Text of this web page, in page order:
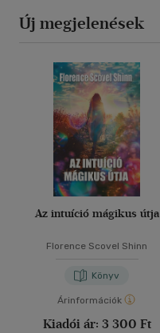
Új megjelenések
Az intuíció mágikus útja
Florence Scovel Shinn
Könyv
Árinformációk
Kiadói ár: 3 300 Ft